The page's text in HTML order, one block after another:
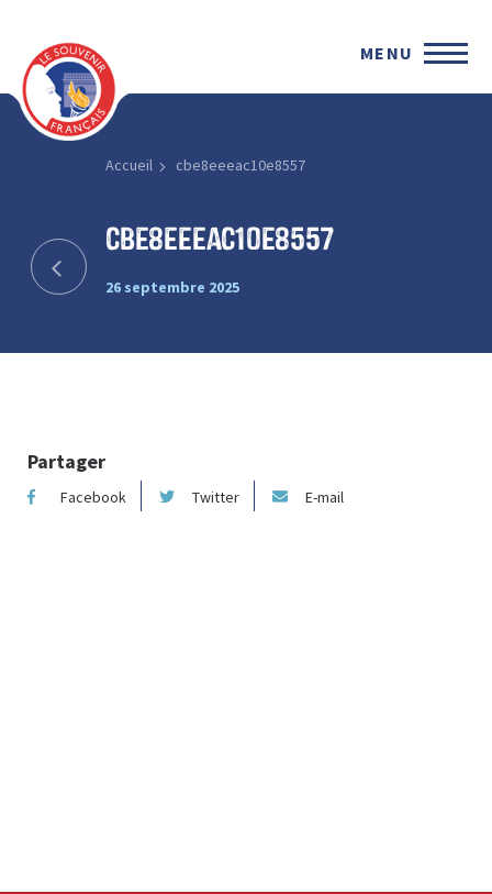
MENU
Accueil cbe8eeeac10e8557
cbe8eeeac10e8557
26 septembre 2025
Partager
Facebook Twitter E-mail